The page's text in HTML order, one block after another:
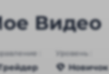
Видео
: Уровень :
Новичок